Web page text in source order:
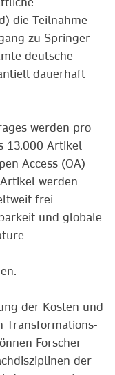
die Teilnahme
zu Springer
deutsche
dauerhaft
werden pro
13.000 Artikel
Access (OA)
werden
frei
und globale
der Kosten und
Transformations-
Forscher
der